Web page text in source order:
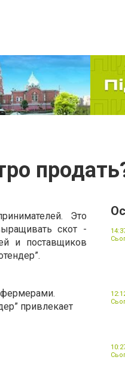
Это
скот -
и поставщиков
фермерами.
привлекает